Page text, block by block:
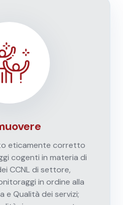
eticamente corretto
cogenti in materia di
CCNL di settore,
in ordine alla
e Qualità dei servizi;